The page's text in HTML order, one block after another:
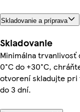
Skladovanie a príprava
Skladovanie
Minimálna
0°C do +30°C,
otvorení skladujte pri
do 3 dní.